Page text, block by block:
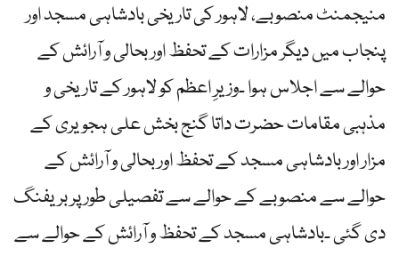
منیجمنٹ منصوبے، لاہور کی تاریخی بادشاہی مسجد اور
پنجاب میں دیگر مزارات کے تحفظ اور بحالی و آرائش کے
حوالے سے اجلاس ہوا ۔وزیرِ اعظم کو لاہور کے تاریخی و
مذہبی مقامات حضرت داتا گنج بخش علی ہجویری کے
مزار اور بادشاہی مسجد کے تحفظ اور بحالی و آرائش کے
حوالے سے منصوبے کے حوالے سے تفصیلی طور پر بریفنگ
دی گئی ۔بادشاہی مسجد کے تحفظ و آرائش کے حوالے سے